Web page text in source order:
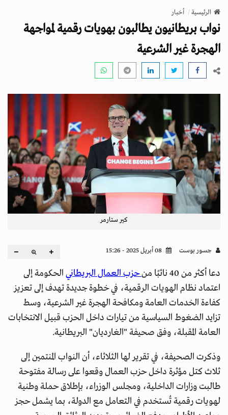
v
i
g
a
n
الرئيسية أخبار
نواب بريطانيون يطالبون بهويات رقمية لمواجهة
الهجرة غير الشرعية
كير ستارمر
جسور بوست
دعا أكثر من 40 نائبًا من حزب العمال البريطاني الحكومة إلى
اعتماد نظام الهويات الرقمية، في خطوة جديدة تهدف إلى تعزيز
كفاءة الخدمات العامة ومكافحة الهجرة غير الشرعية، وسط
تزايد الضغوط السياسية من تيارات داخل الحزب قبيل الانتخابات
العامة المقبلة، وفق صحيفة "الغارديان" البريطانية.
وذكرت الصحيفة، في تقرير لها الثلاثاء، أن النواب المنتمين إلى
ثلاث كتل مؤثرة داخل حزب العمال وقعوا على رسالة مفتوحة
طالبت وزارات الداخلية، ومجلس الوزراء، بإطلاق حملة وطنية
لهويات رقمية تُستخدم في التعامل مع الدولة، بما يشمل حجز